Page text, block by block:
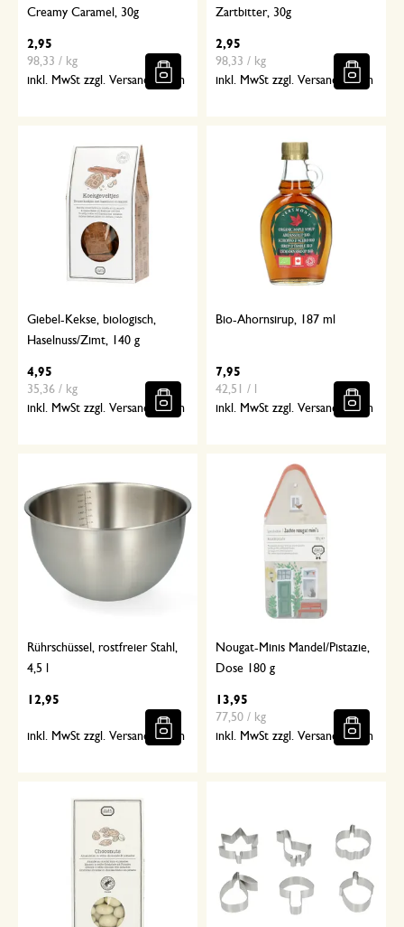
Creamy Caramel, 30g
2,95
98,33 / kg
inkl. MwSt zzgl. Versandkosten
Zartbitter, 30g
2,95
98,33 / kg
inkl. MwSt zzgl. Versandkosten
Giebel-Kekse, biologisch,
Haselnuss/Zimt, 140 g
4,95
35,36 / kg
inkl. MwSt zzgl. Versandkosten
Bio-Ahornsirup, 187 ml
7,95
42,51 / l
inkl. MwSt zzgl. Versandkosten
Rührschüssel, rostfreier Stahl,
4,5 l
12,95
inkl. MwSt zzgl. Versandkosten
Nougat-Minis Mandel/Pistazie,
Dose 180 g
13,95
77,50 / kg
inkl. MwSt zzgl. Versandkosten